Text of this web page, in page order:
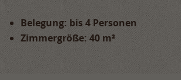
Belegung: bis 4 Personen
Zimmergröße: 40 m²